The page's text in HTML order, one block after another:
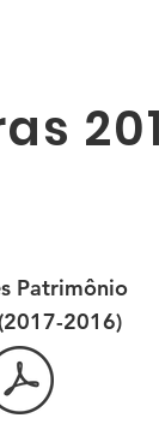
Patrimônio
2016)